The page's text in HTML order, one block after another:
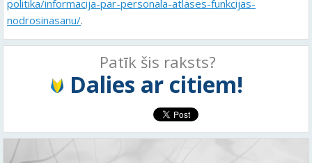
politika/informacija-par-personala-atlases-funkcijas-
nodrosinasanu/.
Patīk šis raksts?
Dalies ar citiem!